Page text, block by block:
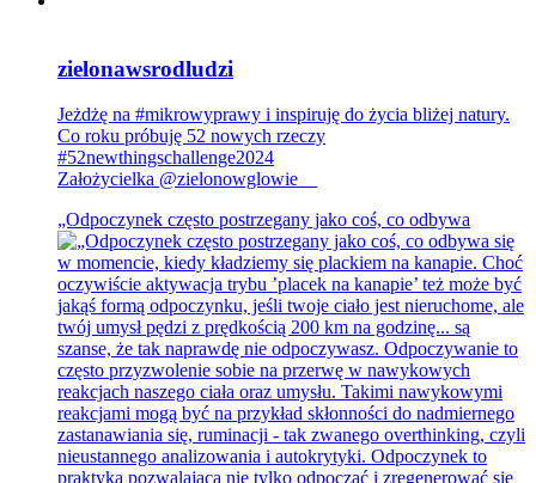
zielonawsrodludzi
Jeżdżę na #mikrowyprawy i inspiruję do życia bliżej natury.
Co roku próbuję 52 nowych rzeczy
#52newthingschallenge2024
Założycielka @zielonowglowie__
„Odpoczynek często postrzegany jako coś, co odbywa